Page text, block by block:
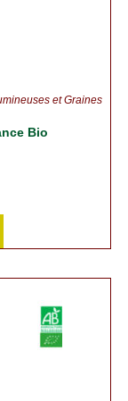
et Graines
Bio